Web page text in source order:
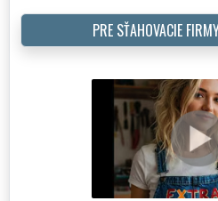
PRE SŤAHOVACIE